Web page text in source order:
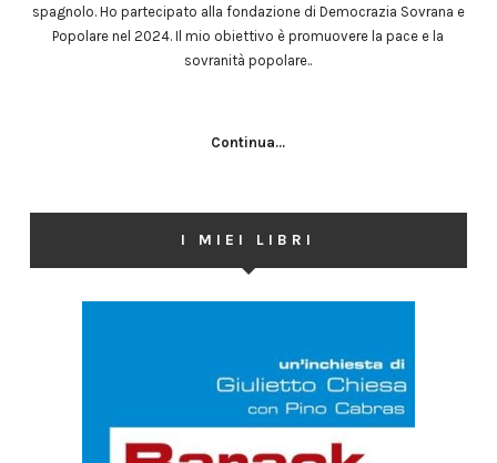
spagnolo. Ho partecipato alla fondazione di Democrazia Sovrana e
Popolare nel 2024. Il mio obiettivo è promuovere la pace e la
sovranità popolare..
Continua...
I MIEI LIBRI